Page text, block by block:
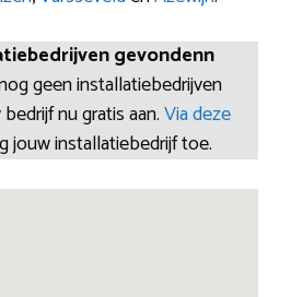
gevondenn
geen installatiebedrijven
nu gratis aan.Via deze
jouw installatiebedrijf toe.